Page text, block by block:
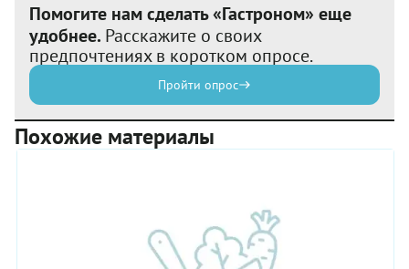
Помогите нам сделать «Гастроном» еще
удобнее. Расскажите о своих
предпочтениях в коротком опросе.
Пройти опрос
Похожие материалы